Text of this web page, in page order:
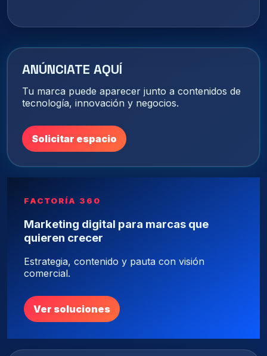
ANÚNCIATE AQUÍ
Tu marca puede aparecer junto a contenidos de
tecnología, innovación y negocios.
Solicitar espacio
FACTORÍA 360
Marketing digital para marcas que
quieren crecer
Estrategia, contenido y pauta con visión
comercial.
Ver soluciones